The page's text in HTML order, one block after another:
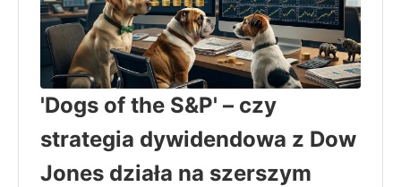
'Dogs of the S&P' – czy
strategia dywidendowa z Dow
Jones działa na szerszym